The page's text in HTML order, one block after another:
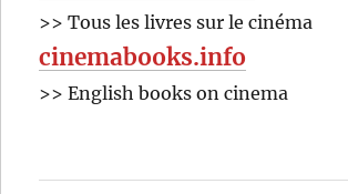
>> Tous les livres sur le cinéma
cinemabooks.info
>> English books on cinema